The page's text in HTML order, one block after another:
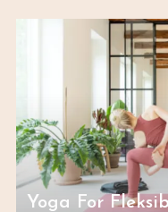
Yoga For